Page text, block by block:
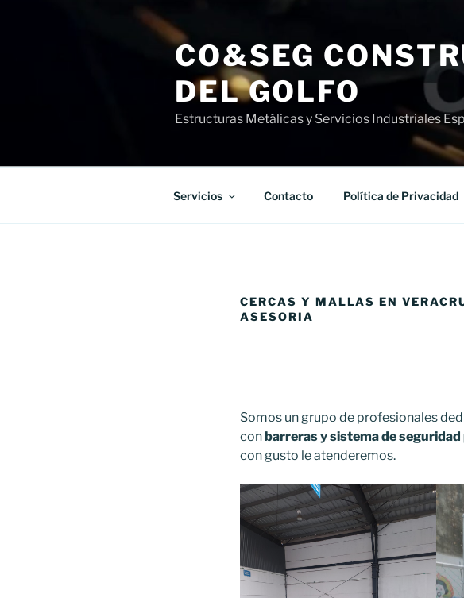
CO&SEG
DEL GOLFO
Estructuras Metálicas y Servicios Industriales
Servicios Contacto Política de Privacidad
CERCAS Y MALLAS EN
ASESORIA
Somos un grupo de profesionales
conbarreras y sistema de
con gusto le atenderemos.